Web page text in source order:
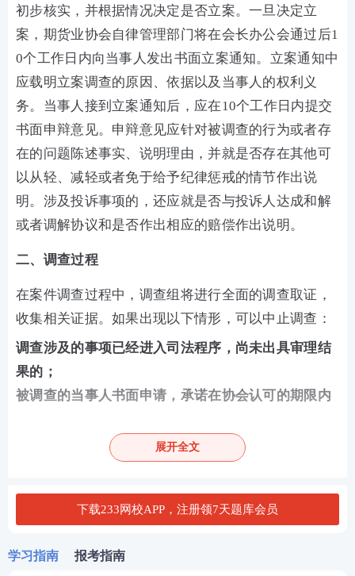
初步核实，并根据情况决定是否立案。一旦决定立
案，期货业协会自律管理部门将在会长办公会通过后1
0个工作日内向当事人发出书面立案通知。立案通知中
应载明立案调查的原因、依据以及当事人的权利义
务。当事人接到立案通知后，应在10个工作日内提交
书面申辩意见。申辩意见应针对被调查的行为或者存
在的问题陈述事实、说明理由，并就是否存在其他可
以从轻、减轻或者免于给予纪律惩戒的情节作出说
明。涉及投诉事项的，还应就是否与投诉人达成和解
或者调解协议和是否作出相应的赔偿作出说明。
二、调查过程
在案件调查过程中，调查组将进行全面的调查取证，
收集相关证据。如果出现以下情形，可以中止调查：
调查涉及的事项已经进入司法程序，尚未出具审理结
果的；
被调查的当事人书面申请，承诺在协会认可的期限内
或者不良影响的；
若上述事由消失后，经期货业协会领导批准可恢复调
查。
此外，如果出现以下情形，可以终止调查：
展开全文
下载233网校APP，注册领7天题库会员
学习指南 报考指南